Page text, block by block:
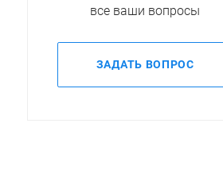
все ваши вопросы
ЗАДАТЬ ВОПРОС